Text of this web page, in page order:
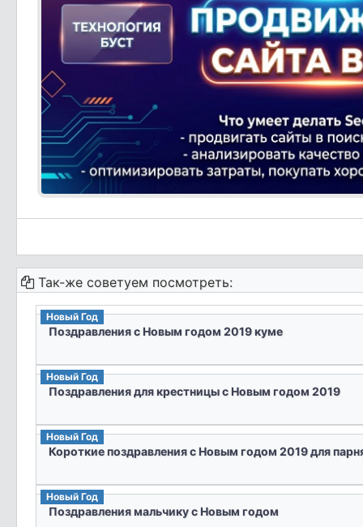
Так-же советуем посмотреть:
Новый Год
Поздравления с Новым годом 2019 куме
Новый Год
Поздравления для крестницы с Новым годом 2019
Новый Год
Короткие поздравления с Новым годом 2019 для
Новый Год
Поздравления мальчику с Новым годом